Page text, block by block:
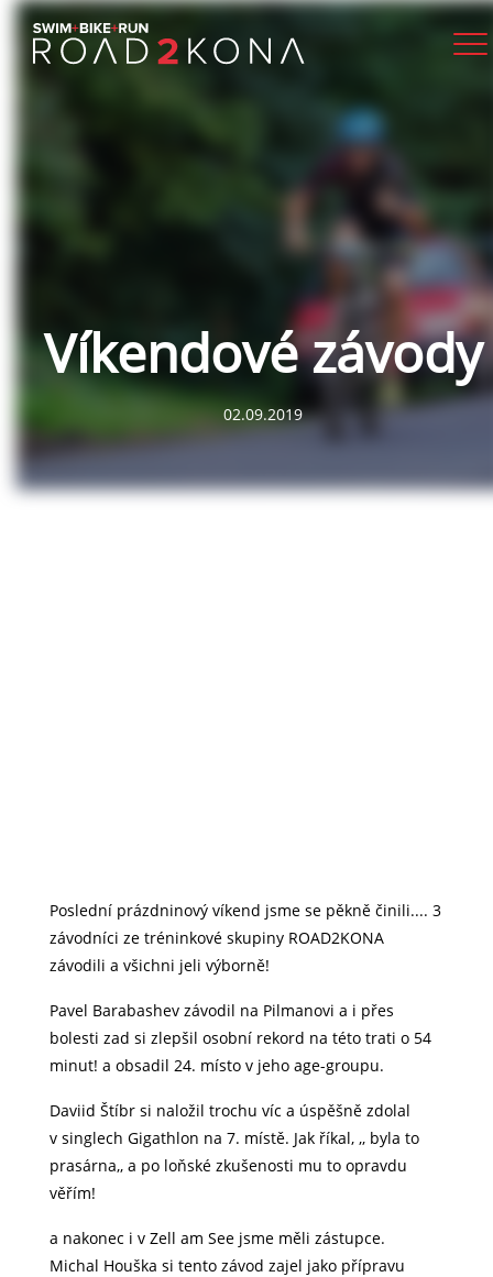
Víkendové závody
02.09.2019
Poslední prázdninový víkend jsme se pěkně činili.... 3
závodníci ze tréninkové skupiny ROAD2KONA
závodili a všichni jeli výborně!
Pavel Barabashev závodil na Pilmanovi a i přes
bolesti zad si zlepšil osobní rekord na této trati o 54
minut! a obsadil 24. místo v jeho age-groupu.
Daviid Štíbr si naložil trochu víc a úspěšně zdolal
v singlech Gigathlon na 7. místě. Jak říkal, ,, byla to
prasárna,, a po loňské zkušenosti mu to opravdu
věřím!
a nakonec i v Zell am See jsme měli zástupce.
Michal Houška si tento závod zajel jako přípravu